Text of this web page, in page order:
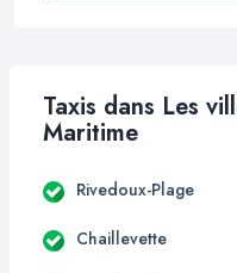
Taxis dans Les
Maritime
Rivedoux-Plage
Chaillevette